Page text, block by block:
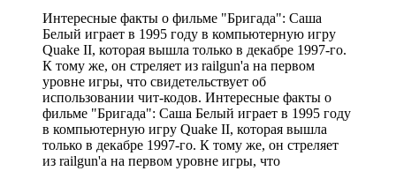
Интересные факты о фильме "Бригада": Саша
Белый играет в 1995 году в компьютерную игру
Quake II, которая вышла только в декабре 1997-го.
К тому же, он стреляет из railgun'а на первом
уровне игры, что свидетельствует об
использовании чит-кодов. Интересные факты о
фильме "Бригада": Саша Белый играет в 1995 году
в компьютерную игру Quake II, которая вышла
только в декабре 1997-го. К тому же, он стреляет
из railgun'а на первом уровне игры, что